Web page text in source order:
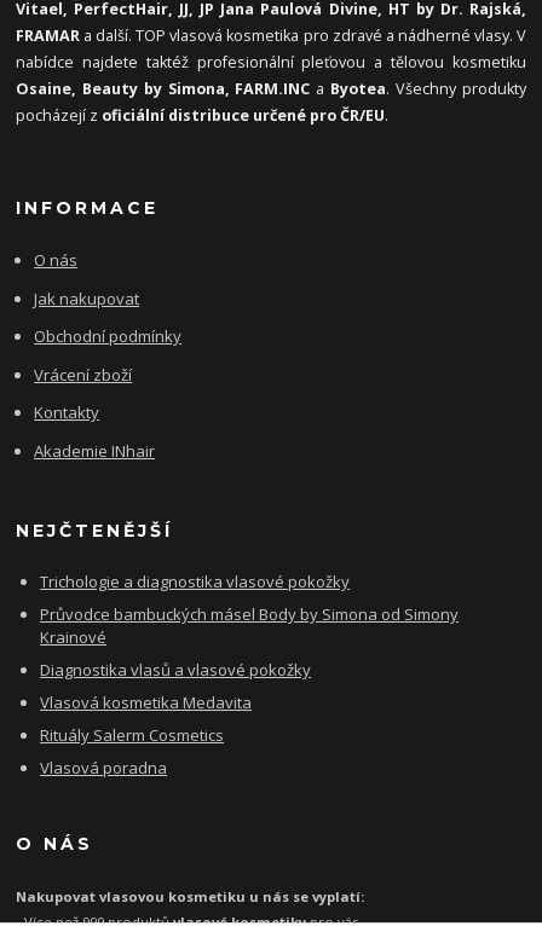
Vitael, PerfectHair, JJ, JP Jana Paulová Divine, HT by Dr. Rajská,
FRAMAR a další. TOP vlasová kosmetika pro zdravé a nádherné vlasy. V
nabídce najdete taktéž profesionální pleťovou a tělovou kosmetiku
Osaine, Beauty by Simona, FARM.INC a Byotea. Všechny produkty
pocházejí z oficiální distribuce určené pro ČR/EU.
INFORMACE
O nás
Jak nakupovat
Obchodní podmínky
Vrácení zboží
Kontakty
Akademie INhair
NEJČTENĚJŠÍ
Trichologie a diagnostika vlasové pokožky
Průvodce bambuckých másel Body by Simona od Simony
Krainové
Diagnostika vlasů a vlasové pokožky
Vlasová kosmetika Medavita
Rituály Salerm Cosmetics
Vlasová poradna
O NÁS
Nakupovat vlasovou kosmetiku u nás se vyplatí:
- Více než 999 produktůvlasové kosmetikypro vás